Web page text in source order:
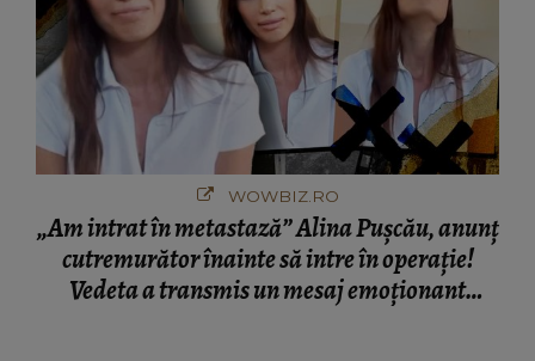
WOWBIZ.RO
„Am intrat în metastază” Alina Pușcău, anunț
cutremurător înainte să intre în operație!
Vedeta a transmis un mesaj emoționant